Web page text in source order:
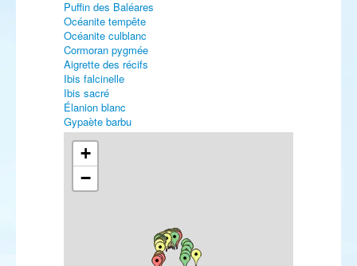
Puffin des Baléares
Océanite tempête
Océanite culblanc
Cormoran pygmée
Aigrette des récifs
Ibis falcinelle
Ibis sacré
Élanion blanc
Gypaète barbu
Vautour fauve
Vautour moine
Busard pâle
Buse féroce
Aigle criard
Marouette ponctuée
+
−